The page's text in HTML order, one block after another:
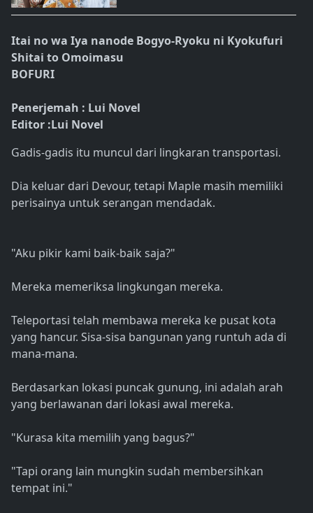
Itai no wa Iya nanode Bogyo-Ryoku ni Kyokufuri
Shitai to Omoimasu
BOFURI
Penerjemah : Lui Novel
Editor :Lui Novel
Gadis-gadis itu muncul dari lingkaran transportasi.
Dia keluar dari Devour, tetapi Maple masih memiliki
perisainya untuk serangan mendadak.
"Aku pikir kami baik-baik saja?"
Mereka memeriksa lingkungan mereka.
Teleportasi telah membawa mereka ke pusat kota
yang hancur. Sisa-sisa bangunan yang runtuh ada di
mana-mana.
Berdasarkan lokasi puncak gunung, ini adalah arah
yang berlawanan dari lokasi awal mereka.
"Kurasa kita memilih yang bagus?"
"Tapi orang lain mungkin sudah membersihkan
tempat ini."